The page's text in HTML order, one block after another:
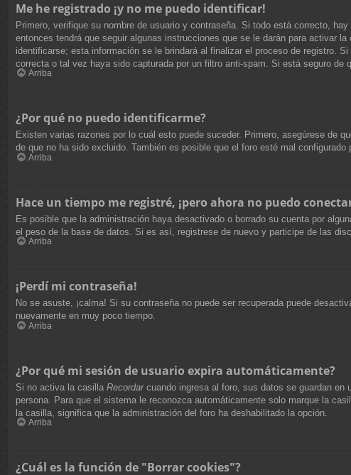
Me he registrado ¡y no me puedo identificar!
Primero, verifique su nombre de usuario y contraseña. Si todo está correcto,
entonces tendrá que seguir algunas instrucciones que se le darán para activar
identificarse; esta información se le brindará al finalizar el proceso de registro.
correcta o tal vez haya sido capturada por un filtro anti-spam. Si está seguro
Arriba
¿Por qué no puedo identificarme?
Existen varias razones por lo cuál esto puede suceder. Primero, asegúrese de
de que no ha sido excluido. También es posible que el foro esté mal
Arriba
Hace un tiempo me registré, ¡pero ahora no puedo
Es posible que la administración haya desactivado o borrado su cuenta por
el peso de la base de datos. Si es así, registrese de nuevo y participe de las
Arriba
¡Perdí mi contraseña!
No se asuste, ¡calma! Si su contraseña no puede ser recuperada puede
nuevamente en muy poco tiempo.
Arriba
¿Por qué mi sesión de usuario expira automáticamente?
Si no activa la casilla Recordarcuando ingresa al foro, sus datos se guardan en
persona. Para que el sistema le reconozca automáticamente solo marque la
la casilla, significa que la administración del foro ha deshabilitado la opción.
Arriba
¿Cuál es la función de "Borrar cookies"?